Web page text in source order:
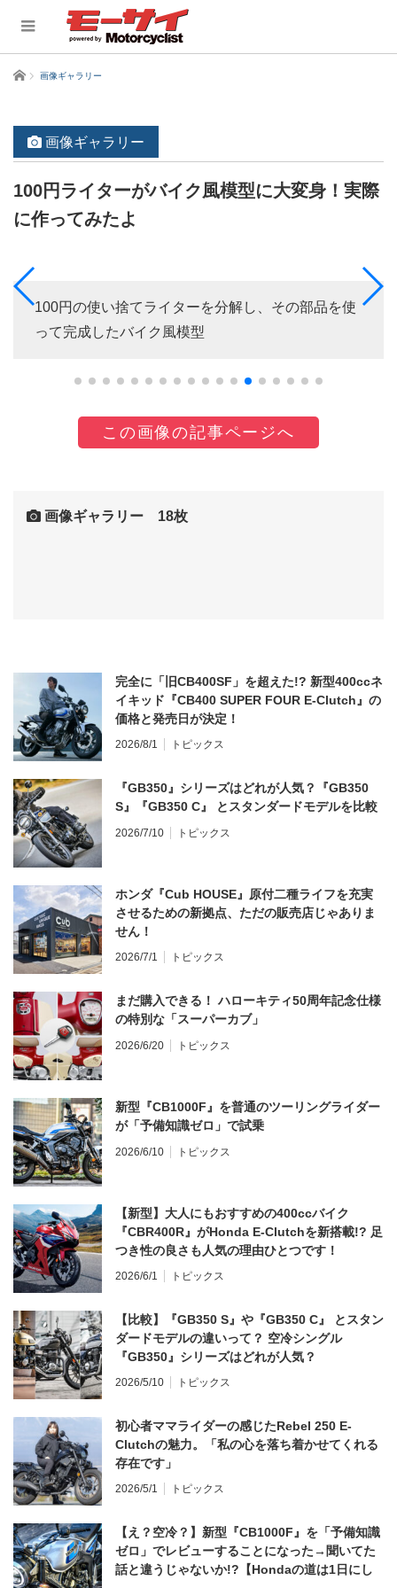
ホーム 画像ギャラリー
画像ギャラリー
100円ライターがバイク風模型に大変身！実際
に作ってみたよ
100円の使い捨てライターを分解し、その部品を使
って完成したバイク風模型
この画像の記事ページへ
画像ギャラリー 18枚
完全に「旧CB400SF」を超えた!? 新型400ccネ
イキッド『CB400 SUPER FOUR E-Clutch』の
価格と発売日が決定！
2026/8/1 トピックス
『GB350』シリーズはどれが人気？『GB350
S』『GB350 C』 とスタンダードモデルを比較
2026/7/10 トピックス
ホンダ『Cub HOUSE』原付二種ライフを充実
させるための新拠点、ただの販売店じゃありま
せん！
2026/7/1 トピックス
まだ購入できる！ ハローキティ50周年記念仕様
の特別な「スーパーカブ」
2026/6/20 トピックス
新型『CB1000F』を普通のツーリングライダー
が「予備知識ゼロ」で試乗
2026/6/10 トピックス
【新型】大人にもおすすめの400ccバイク
『CBR400R』がHonda E-Clutchを新搭載!? 足
つき性の良さも人気の理由ひとつです！
2026/6/1 トピックス
【比較】『GB350 S』や『GB350 C』 とスタン
ダードモデルの違いって？ 空冷シングル
『GB350』シリーズはどれが人気？
2026/5/10 トピックス
初心者ママライダーの感じたRebel 250 E-
Clutchの魅力。「私の心を落ち着かせてくれる
存在です」
2026/5/1 トピックス
【え？空冷？】新型『CB1000F』を「予備知識
ゼロ」でレビューすることになった→聞いてた
話と違うじゃないか!?【Hondaの道は1日にし